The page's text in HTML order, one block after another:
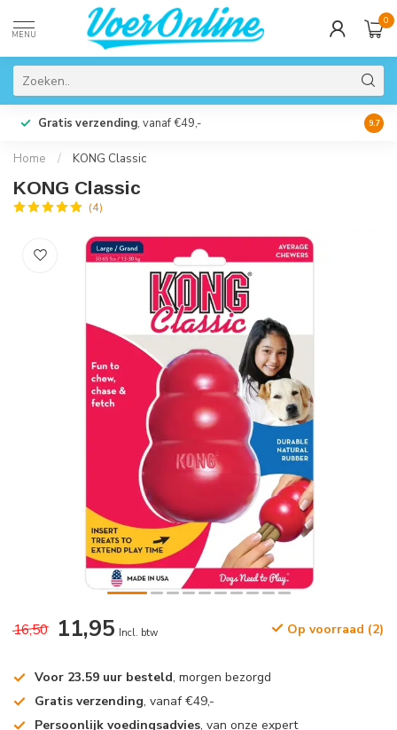
MENU
0
Gratis verzending, vanaf €49,- 9.7
Home / KONG Classic
KONG Classic
(4)
16,50 11,95 Incl. btw Op voorraad (2)
Voor 23.59 uur besteld, morgen bezorgd
Gratis verzending, vanaf €49,-
Persoonlijk voedingsadvies, van onze expert